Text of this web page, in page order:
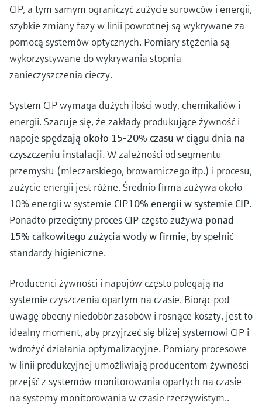
CIP, a tym samym ograniczyć zużycie surowców i energii,
szybkie zmiany fazy w linii powrotnej są wykrywane za
pomocą systemów optycznych. Pomiary stężenia są
wykorzystywane do wykrywania stopnia
zanieczyszczenia cieczy.
System CIP wymaga dużych ilości wody, chemikaliów i
energii. Szacuje się, że zakłady produkujące żywność i
napoje spędzają około 15-20% czasu w ciągu dnia na
czyszczeniu instalacji. W zależności od segmentu
przemysłu (mleczarskiego, browarniczego itp.) i procesu,
zużycie energii jest różne. Średnio firma zużywa około
10% energii w systemie CIP10% energii w systemie CIP.
Ponadto przeciętny proces CIP często zużywa ponad
15% całkowitego zużycia wody w firmie, by spełnić
standardy higieniczne.
Producenci żywności i napojów często polegają na
systemie czyszczenia opartym na czasie. Biorąc pod
uwagę obecny niedobór zasobów i rosnące koszty, jest to
idealny moment, aby przyjrzeć się bliżej systemowi CIP i
wdrożyć działania optymalizacyjne. Pomiary procesowe
w linii produkcyjnej umożliwiają producentom żywności
przejść z systemów monitorowania opartych na czasie
na systemy monitorowania w czasie rzeczywistym..